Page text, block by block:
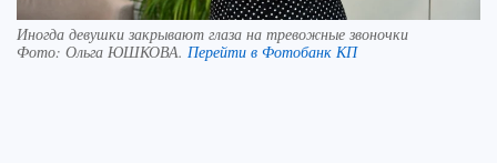
Иногда девушки закрывают глаза на тревожные звоночки
Фото: Ольга ЮШКОВА. Перейти в Фотобанк КП